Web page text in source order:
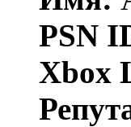
PSN
Xbox